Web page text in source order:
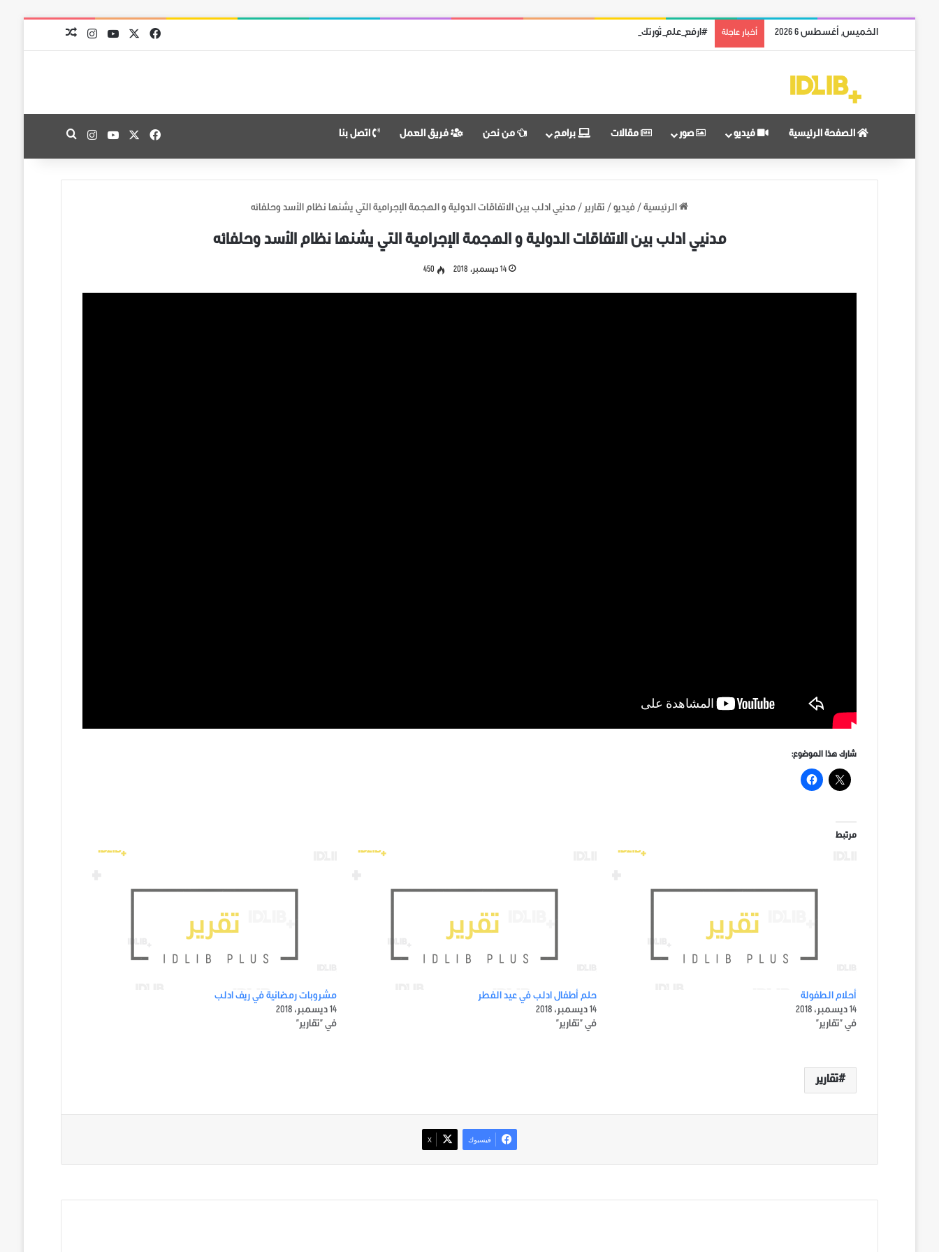
الخميس, أغسطس 6 2026 أخبار عاجلة #ارفع_علم_ثورتك: رمز النضال ووحدة الهدف فيسبوك
‫X
‫YouTubeانستقراممقال عشوائي
الصفحة الرئيسية فيديو صور مقالات برامج من نحن فريق العمل اتصل بنا فيسبوك
‫X
‫YouTubeانستقرامبحث عن
الرئيسية / فيديو / تقارير / مدنيي ادلب بين الاتفاقات الدولية و الهجمة الإجرامية التي يشنها نظام الأسد وحلفائه
مدنيي ادلب بين الاتفاقات الدولية و الهجمة الإجرامية التي يشنها نظام الأسد وحلفائه
14 ديسمبر، 2018 450
شارك هذا الموضوع:
مرتبط
أحلام الطفولة
14 ديسمبر، 2018
في "تقارير"
حلم أطفال ادلب في عيد الفطر
14 ديسمبر، 2018
في "تقارير"
مشروبات رمضانية في ريف ادلب
14 ديسمبر، 2018
في "تقارير"
تقارير
فيسبوك ‫X